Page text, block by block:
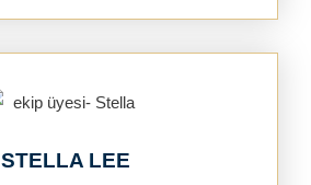
STELLA LEE